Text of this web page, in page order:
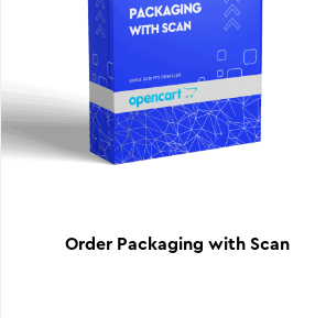
Order Packaging with Scan